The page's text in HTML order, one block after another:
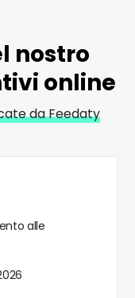
nostro
online
da Feedaty
alle